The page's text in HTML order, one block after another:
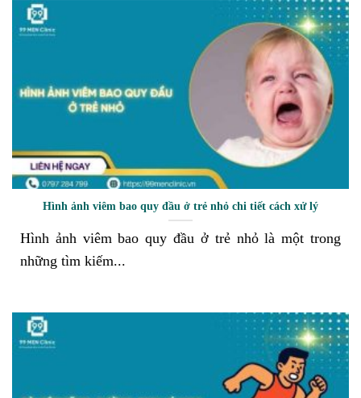
Hình ảnh viêm bao quy đầu ở trẻ nhỏ chi tiết cách xử lý
Hình ảnh viêm bao quy đầu ở trẻ nhỏ là một trong
những tìm kiếm...